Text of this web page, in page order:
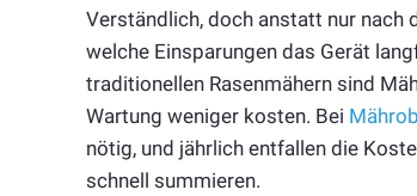
Verständlich, doch anstatt nur nach
welche Einsparungen das Gerät
traditionellen Rasenmähern sind
Wartung weniger kosten. Bei
nötig, und jährlich entfallen die
schnell summieren.